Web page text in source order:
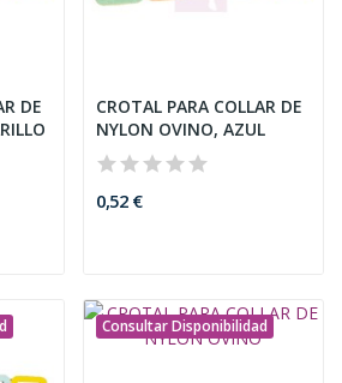
DE
CROTAL PARA COLLAR DE
NYLON OVINO, AZUL
0,52 €
Consultar Disponibilidad